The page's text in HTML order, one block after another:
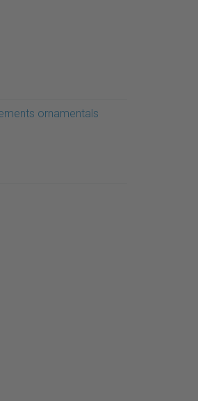
ornamentals